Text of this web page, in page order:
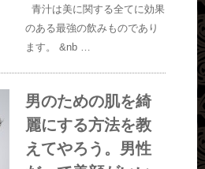
青汁は美に関する全てに効果
のある最強の飲みものであり
ます。 &nb …
男のための肌を綺
麗にする方法を教
えてやろう。男性